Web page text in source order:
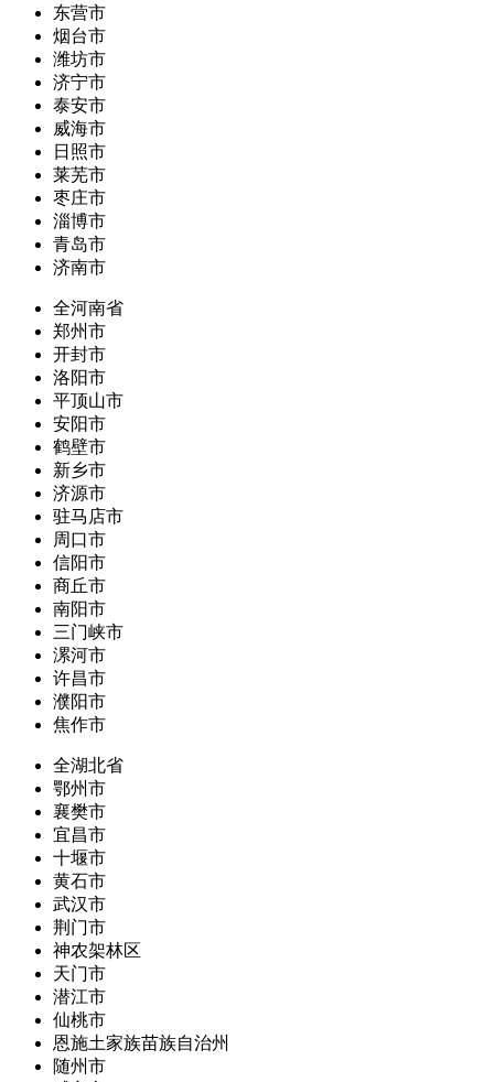
东营市
烟台市
潍坊市
济宁市
泰安市
威海市
日照市
莱芜市
枣庄市
淄博市
青岛市
济南市
全河南省
郑州市
开封市
洛阳市
平顶山市
安阳市
鹤壁市
新乡市
济源市
驻马店市
周口市
信阳市
商丘市
南阳市
三门峡市
漯河市
许昌市
濮阳市
焦作市
全湖北省
鄂州市
襄樊市
宜昌市
十堰市
黄石市
武汉市
荆门市
神农架林区
天门市
潜江市
仙桃市
恩施土家族苗族自治州
随州市